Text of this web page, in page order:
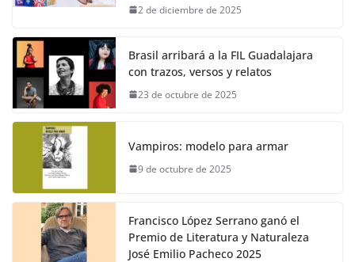
2 de diciembre de 2025
Brasil arribará a la FIL Guadalajara
con trazos, versos y relatos
23 de octubre de 2025
Vampiros: modelo para armar
9 de octubre de 2025
Francisco López Serrano ganó el
Premio de Literatura y Naturaleza
José Emilio Pacheco 2025